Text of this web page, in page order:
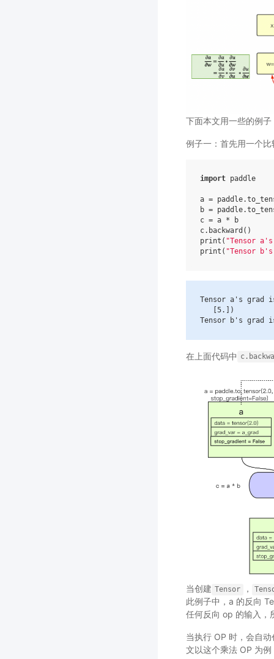
下面本文用一些的例
例子一：首先用一个
import paddle
a = paddle.
b = paddle.
c = a *
b
c. backward ()
print ( "Tensor
print ( "Tensor
Tensor a 's grad
[5. ])
Tensor
b 's grad
在上面代码中
当创建 Tensor ，
此例子中，a 的反向
任何反向 op 的输入，
当执行 OP 时，会自
文以这个乘法 OP 为例